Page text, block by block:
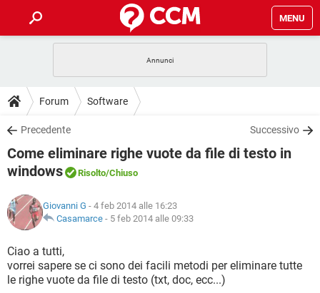
MENU
INTRATTENIMENTO
iOS
INSTAGRAM WHATSAPP
TIKTOK
HARDWARE
GUIDE
COVID-19
iOS
TIKTOK FACEBOOK
DOWNLOAD
COVID-19 GAMING
INTRATTENIMENTO
iOS WINDOWS 10
INSTAGRAM
TIKTOK
HARDWARE
FORUM
INTRATTENIMENTO ANDROID
INSTAGRAM WHATSAPP
TIKTOK FACEBOOK
GLOSSARIO
COVID-19
INTRATTENIMENTO
iOS WINDOWS 10
Forum Software
Precedente Successivo
Come eliminare righe vuote da file di testo in
windows
Risolto/Chiuso
Giovanni G - 4 feb 2014 alle 16:23
Casamarce - 5 feb 2014 alle 09:33
Ciao a tutti,
vorrei sapere se ci sono dei facili metodi per eliminare tutte
le righe vuote da file di testo (txt, doc, ecc...)